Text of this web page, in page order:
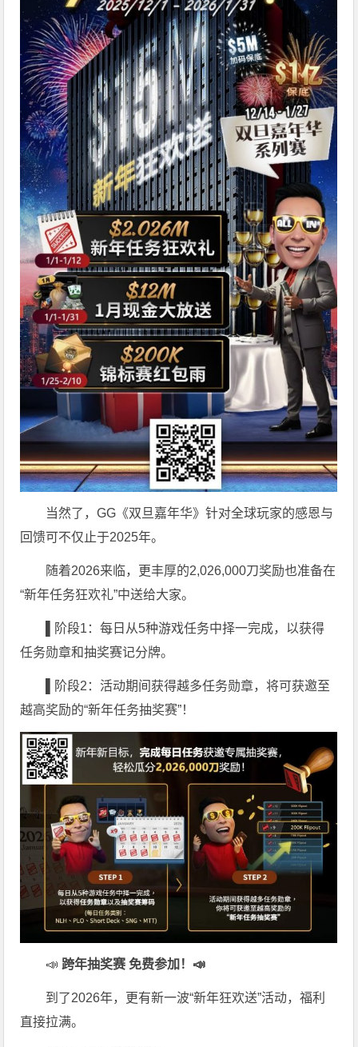
当然了，GG《双旦嘉年华》针对全球玩家的感恩与
回馈可不仅止于2025年。
随着2026来临，更丰厚的2,026,000刀奖励也准备在
“新年任务狂欢礼”中送给大家。
阶段1：每日从5种游戏任务中择一完成，以获得
任务勋章和抽奖赛记分牌。
阶段2：活动期间获得越多任务勋章，将可获邀至
越高奖励的“新年任务抽奖赛”！
📣 跨年抽奖赛 免费参加 ！📣
到了2026年，更有新一波“新年狂欢送”活动，福利
直接拉满。